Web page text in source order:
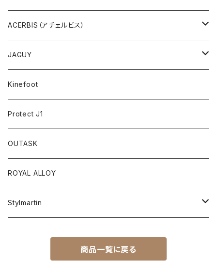
アウトレット
ACERBIS（アチェルビス）
バッグ、アクセサリ
プラスティック
アンダーウェア
JAGUY
COOLER
テーブルウェア
アクセサリー
ギアコンテナ
Kinefoot
Protect J1
OUTASK
ROYAL ALLOY
Stylmartin
商品一覧に戻る